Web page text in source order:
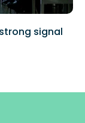
strong signal